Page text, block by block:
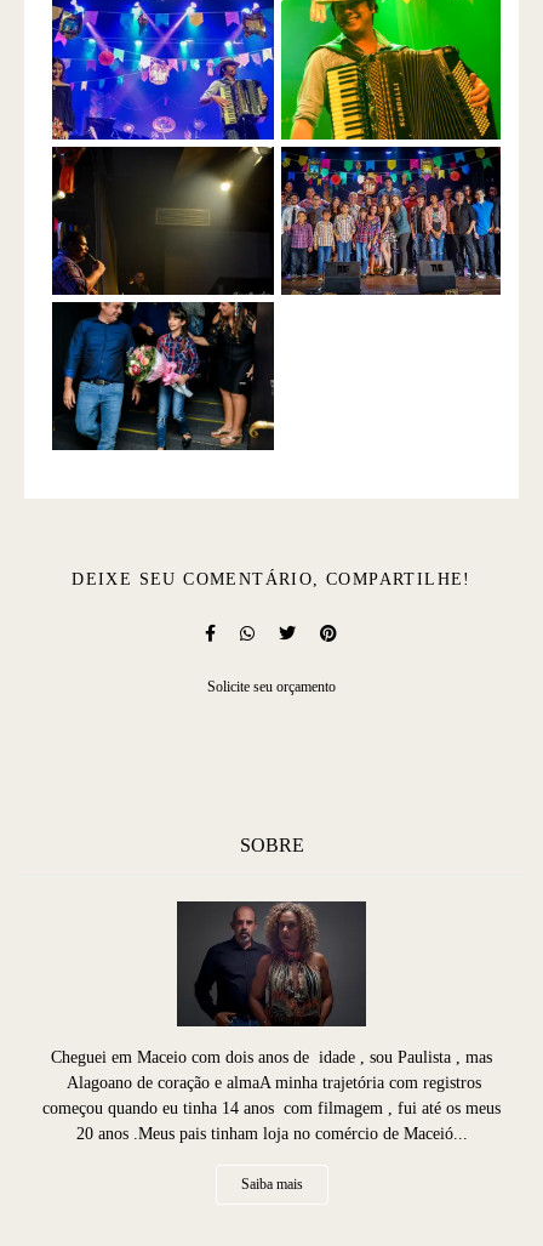
DEIXE SEU COMENTÁRIO, COMPARTILHE!
Solicite seu orçamento
SOBRE
Cheguei em Maceio com dois anos de idade , sou Paulista , mas
Alagoano de coração e almaA minha trajetória com registros
começou quando eu tinha 14 anos com filmagem , fui até os meus
20 anos .Meus pais tinham loja no comércio de Maceió...
Saiba mais